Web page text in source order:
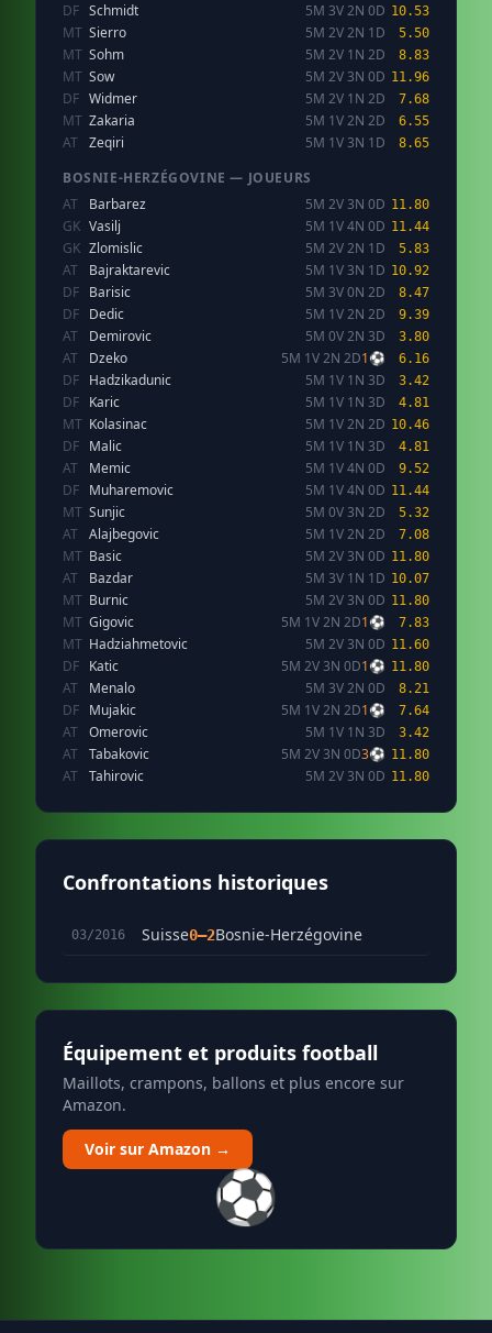
DF Schmidt 5M 3V 2N 0D 10.53
MT Sierro 5M 2V 2N 1D 5.50
MT Sohm 5M 2V 1N 2D 8.83
MT Sow 5M 2V 3N 0D 11.96
DF Widmer 5M 2V 1N 2D 7.68
MT Zakaria 5M 1V 2N 2D 6.55
AT Zeqiri 5M 1V 3N 1D 8.65
BOSNIE-HERZÉGOVINE — JOUEURS
AT
Barbarez 5M 2V 3N 0D 11.80
GK Vasilj 5M 1V 4N 0D 11.44
GK Zlomislic 5M 2V 2N 1D 5.83
AT Bajraktarevic 5M 1V 3N 1D 10.92
DF Barisic 5M 3V 0N 2D 8.47
DF Dedic 5M 1V 2N 2D 9.39
AT Demirovic 5M 0V 2N 3D 3.80
AT Dzeko 5M 1V 2N 2D1⚽ 6.16
DF Hadzikadunic 5M 1V 1N 3D 3.42
DF Karic 5M 1V 1N 3D 4.81
MT Kolasinac 5M 1V 2N 2D 10.46
DF Malic 5M 1V 1N 3D 4.81
AT Memic 5M 1V 4N 0D 9.52
DF Muharemovic 5M 1V 4N 0D 11.44
MT Sunjic 5M 0V 3N 2D 5.32
AT Alajbegovic 5M 1V 2N 2D 7.08
MT Basic 5M 2V 3N 0D 11.80
AT Bazdar 5M 3V 1N 1D 10.07
MT Burnic 5M 2V 3N 0D 11.80
MT Gigovic 5M 1V 2N 2D1⚽ 7.83
MT Hadziahmetovic 5M 2V 3N 0D 11.60
DF Katic 5M 2V 3N 0D1⚽ 11.80
AT Menalo 5M 3V 2N 0D 8.21
DF Mujakic 5M 1V 2N 2D1⚽ 7.64
AT Omerovic 5M 1V 1N 3D 3.42
AT Tabakovic 5M 2V 3N 0D3⚽ 11.80
AT Tahirovic 5M 2V 3N 0D 11.80
Confrontations historiques
03/2016 Suisse0–2Bosnie-Herzégovine
Équipement et produits football
Maillots, crampons, ballons et plus encore sur
Amazon.
Voir sur Amazon →
⚽